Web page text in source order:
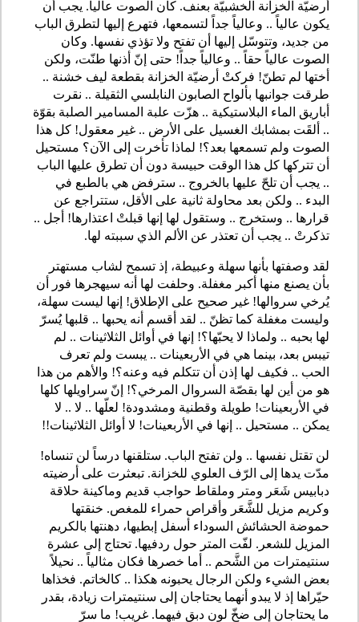
أرضيّة الخزانة الخشبيّة بعنف. كان الصوت عالياً. يجب أن
يكون عالياً .. وعالياً جداً لتسمعها، فتهرع إليها لتطرق الباب
من جديد، وتتوسّل إليها أن تفتح ولا تؤذي نفسها. وكان
الصوت عالياً حقاً .. وعالياً جداً! حتى إنّ أذنها طنّت، ولكن
أختها لم تطنّ! فركتْ أرضيّة الخزانة بقطعة ليف خشنة ..
طرقت جوانبها بألواح الصابون النابلسي الثقيلة .. نقرت
أباريق الماء البلاستيكية .. هزّت علبة المسامير الصلبة بقوّة
.. ألقَت بمشابك الغسيل على الأرض .. غير معقول! كل هذا
الصوت ولم تسمعها بعد؟! لماذا تأخرت إلى الآن؟ مستحيل
أن تتركها كل هذا الوقت حبيسة دون أن تطرق عليها الباب
.. يجب أن تلحّ عليها بالخروج .. سترفض هي بالطبع في
البدء .. ولكن بعد محاولة ثانية على الأقل، ستتراجع عن
قرارها .. وستخرج .. وستقول لها إنها قبلتْ اعتذارها! أجل ..
تذكرتْ .. يجب أن تعتذر عن الألم الذي سببته لها.
لقد وصفتها بأنها سهلة وعبيطة، إذ تسمح لشاب مستهتر
بأن يصنع منها أكبر مغفلة. وحلفت لها أنه سيهجرها فور أن
يُرخي سروالها! غير صحيح على الإطلاق! إنها ليست سهلة،
وليست مغفلة كما تظنّ .. لقد أقسم أنه يحبها .. قلبها يُسرّ
لها بحبه .. ولماذا لا يحبّها؟! إنها في أوائل الثلاثينات .. لم
تيبس بعد، بينما هي في الأربعينات .. يبست ولم تعرف
الحب .. فكيف لها إذن أن تتكلم فيه وعنه؟! والأهم من هذا
هو من أين لها بقصّة السروال المرخي؟! إنّ سراويلها كلها
في الأربعينات! طويلة وقطنية ومشدودة! لعلّها .. لا .. لا
يمكن .. مستحيل .. إنها في الأربعينات! لا أوائل الثلاثينات!!
لن تقتل نفسها .. ولن تفتح الباب. ستلقنها درساً لن تنساه!
مدّت يدها إلى الرّف العلوي للخزانة. تبعثرت على أرضيته
دبابيس شَعَر ومتر وملقاط حواجب قديم وماكينة حلاقة
وكريم مزيل للشَّعَر وأقراص حمراء للمغص. خنقتها
حموضة الحشائش السوداء أسفل إبطيها، دهنتها بالكريم
المزيل للشعر. لفّت المتر حول ردفيها. تحتاج إلى عشرة
سنتيمترات من الشَّحم .. أما خصرها فكان مثالياً .. نحيلاً
بعض الشيء ولكن الرجال يحبونه هكذا .. كالخاتم. فخذاها
حيّراها إذ لا يبدو أنهما يحتاجان إلى سنتيمترات زيادة، بقدر
ما يحتاجان إلى ضخّ لون دبق فيهما. غريب! ما سرّ